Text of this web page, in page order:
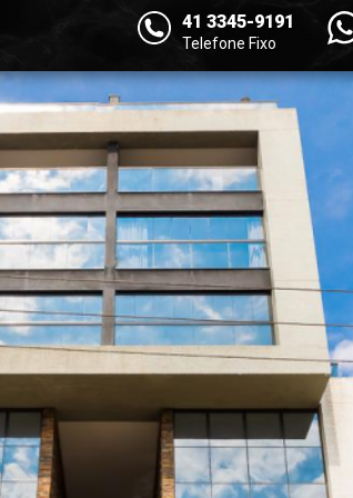
41 3345-9191
Telefone Fixo